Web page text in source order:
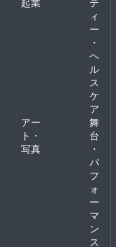
ィ
ー
・
ヘ
ル
ス
ケ
ア
アー
ト・
写真
舞
台
・
パ
フ
ォ
ー
マ
ン
ス